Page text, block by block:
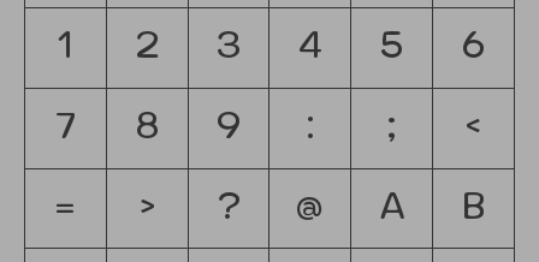
1 2 3 4 5 6
7 8 9 : ; <
= > ? @ A B